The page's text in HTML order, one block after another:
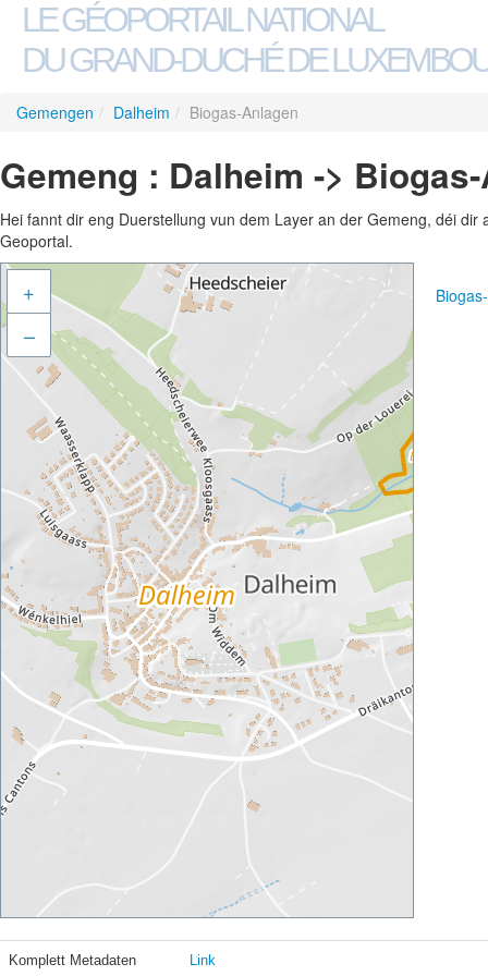
LE GÉOPORTAIL NATIONAL
DU GRAND-DUCHÉ DE
Gemengen / Dalheim / Biogas-Anlagen
Gemeng : Dalheim ->
Hei fannt dir eng Duerstellung vun dem Layer an der Gemeng, déi
Geoportal.
+
–
Komplett Metadaten Link